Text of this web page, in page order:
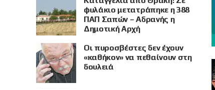
φυλάκιο μετατράπηκε η 388
ΠΑΠ Σαπών – Αδρανής η
Δημοτική Αρχή
Οι πυροσβέστες δεν έχουν
«καθήκον» να πεθαίνουν στη
δουλειά